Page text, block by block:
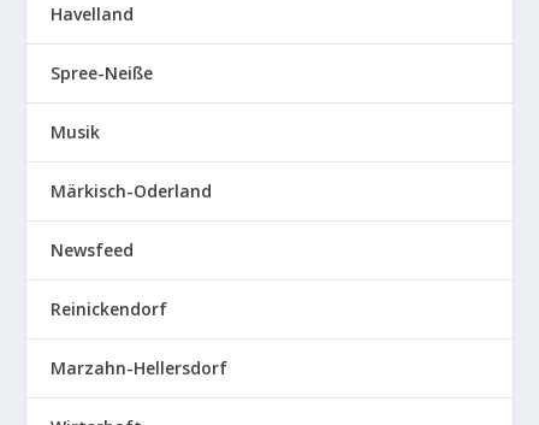
Havelland
Spree-Neiße
Musik
Märkisch-Oderland
Newsfeed
Reinickendorf
Marzahn-Hellersdorf